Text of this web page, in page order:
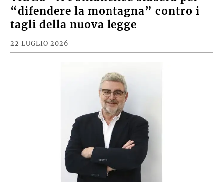
“difendere la montagna” contro i
tagli della nuova legge
22 LUGLIO 2026